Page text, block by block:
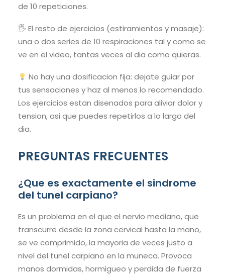
de 10 repeticiones.
🖐️ El resto de ejercicios (estiramientos y masaje):
una o dos series de 10 respiraciones tal y como se
ve en el video, tantas veces al dia como quieras.
No hay una dosificacion fija: dejate guiar por
tus sensaciones y haz al menos lo recomendado.
Los ejercicios estan disenados para aliviar dolor y
tension, asi que puedes repetirlos a lo largo del
dia.
PREGUNTAS FRECUENTES
¿Que es exactamente el sindrome
del tunel carpiano?
Es un problema en el que el nervio mediano, que
transcurre desde la zona cervical hasta la mano,
se ve comprimido, la mayoria de veces justo a
nivel del tunel carpiano en la muneca. Provoca
manos dormidas, hormigueo y perdida de fuerza